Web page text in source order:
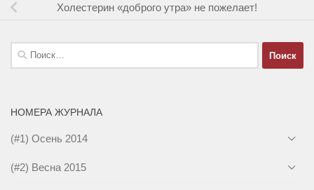
Холестерин «доброго утра» не пожелает!
Найти:
НОМЕРА ЖУРНАЛА
(#1) Осень 2014
(#2) Весна 2015